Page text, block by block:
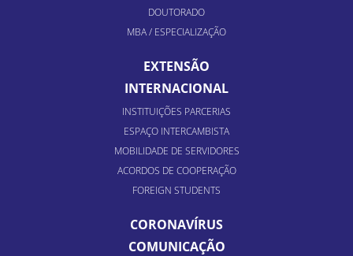
DOUTORADO
MBA / ESPECIALIZAÇÃO
EXTENSÃO
INTERNACIONAL
INSTITUIÇÕES PARCERIAS
ESPAÇO INTERCAMBISTA
MOBILIDADE DE SERVIDORES
ACORDOS DE COOPERAÇÃO
FOREIGN STUDENTS
CORONAVÍRUS
COMUNICAÇÃO